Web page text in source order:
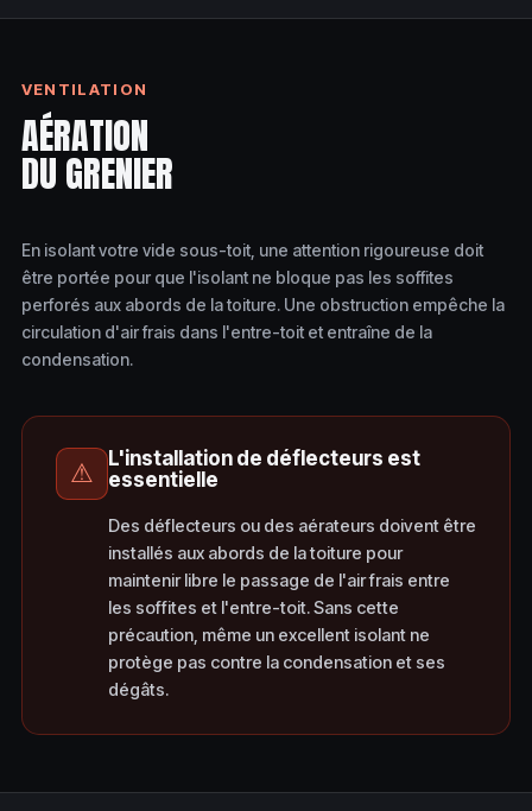
VENTILATION
AÉRATION
DU GRENIER
En isolant votre vide sous-toit, une attention rigoureuse doit
être portée pour que l'isolant ne bloque pas les soffites
perforés aux abords de la toiture. Une obstruction empêche la
circulation d'air frais dans l'entre-toit et entraîne de la
condensation.
⚠
L'installation de déflecteurs est
essentielle
Des déflecteurs ou des aérateurs doivent être
installés aux abords de la toiture pour
maintenir libre le passage de l'air frais entre
les soffites et l'entre-toit. Sans cette
précaution, même un excellent isolant ne
protège pas contre la condensation et ses
dégâts.